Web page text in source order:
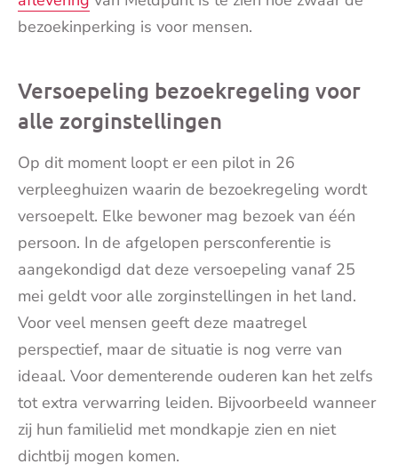
bezoekinperking is voor mensen.
Versoepeling bezoekregeling voor
alle zorginstellingen
Op dit moment loopt er een pilot in 26
verpleeghuizen waarin de bezoekregeling wordt
versoepelt. Elke bewoner mag bezoek van één
persoon. In de afgelopen persconferentie is
aangekondigd dat deze versoepeling vanaf 25
mei geldt voor alle zorginstellingen in het land.
Voor veel mensen geeft deze maatregel
perspectief, maar de situatie is nog verre van
ideaal. Voor dementerende ouderen kan het zelfs
tot extra verwarring leiden. Bijvoorbeeld wanneer
zij hun familielid met mondkapje zien en niet
dichtbij mogen komen.